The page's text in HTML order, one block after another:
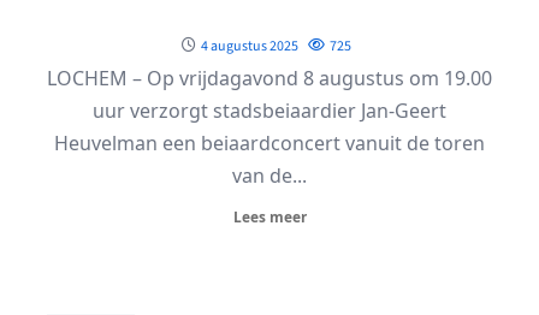
4 augustus 2025 725
LOCHEM – Op vrijdagavond 8 augustus om 19.00
uur verzorgt stadsbeiaardier Jan-Geert
Heuvelman een beiaardconcert vanuit de toren
van de...
Lees meer